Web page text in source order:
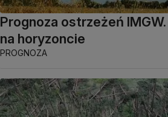
Prognoza ostrzeżeń
na horyzoncie
PROGNOZA